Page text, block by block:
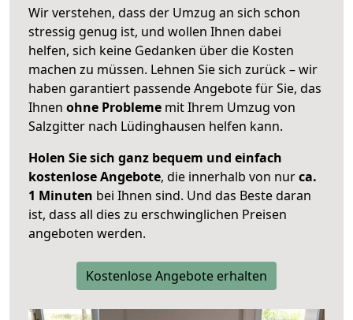
Wir verstehen, dass der Umzug an sich schon
stressig genug ist, und wollen Ihnen dabei
helfen, sich keine Gedanken über die Kosten
machen zu müssen. Lehnen Sie sich zurück – wir
haben garantiert passende Angebote für Sie, das
Ihnen ohne Probleme mit Ihrem Umzug von
Salzgitter nach Lüdinghausen helfen kann.
Holen Sie sich ganz bequem und einfach
kostenlose Angebote, die innerhalb von nurca.
1 Minuten bei Ihnen sind. Und das Beste daran
ist, dass all dies zu erschwinglichen Preisen
angeboten werden.
Kostenlose Angebote erhalten